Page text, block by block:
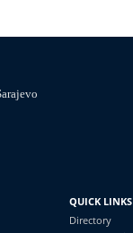
QUICK LINKS
Directory